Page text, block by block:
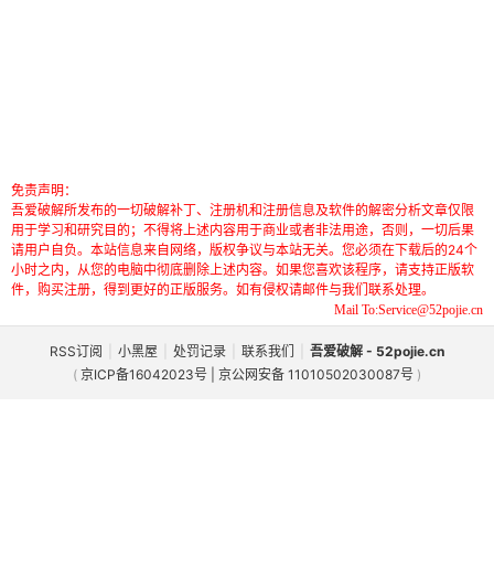
免责声明：
吾爱破解所发布的一切破解补丁、注册机和注册信息及软件的解密分析文章仅限
用于学习和研究目的；不得将上述内容用于商业或者非法用途，否则，一切后果
请用户自负。本站信息来自网络，版权争议与本站无关。您必须在下载后的24个
小时之内，从您的电脑中彻底删除上述内容。如果您喜欢该程序，请支持正版软
件，购买注册，得到更好的正版服务。如有侵权请邮件与我们联系处理。
Mail To:Service@52pojie.cn
RSS订阅 小黑屋 处罚记录 联系我们
吾爱破解 - 52pojie.cn
( 京ICP备16042023号 | 京公网安备 11010502030087号 )